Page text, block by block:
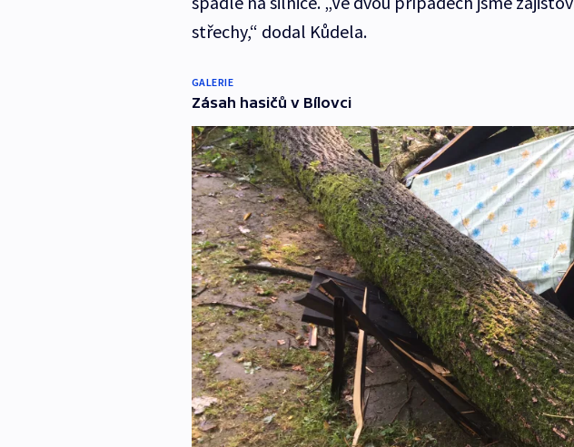
střechy,“ dodal Kůdela.
GALERIE
Zásah hasičů v Bílovci